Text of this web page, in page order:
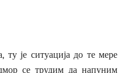
је ситуација до те мере
се трудим да напуним